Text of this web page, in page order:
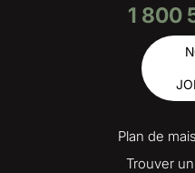
1 800
Plan de
Trouver